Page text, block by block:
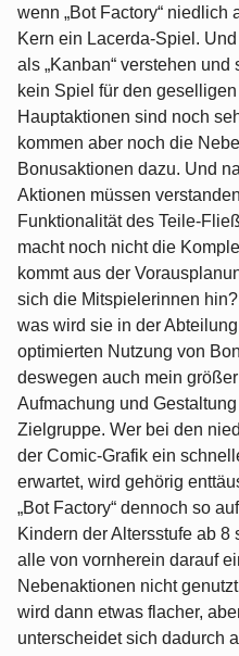
wenn „Bot Factory“ niedlich
Kern ein Lacerda-Spiel.
als „Kanban“ verstehen und
kein Spiel für den
Hauptaktionen sind noch
kommen aber noch die
Bonusaktionen dazu. Und
Aktionen müssen
Funktionalität des Teile-
macht noch nicht die
kommt aus der
sich die Mitspielerinnen
was wird sie in der
optimierten Nutzung von
deswegen auch mein
Aufmachung und
Zielgruppe. Wer bei den
der Comic-Grafik ein
erwartet, wird gehörig
„Bot Factory“ dennoch so
Kindern der Altersstufe ab
alle von vornherein darauf
Nebenaktionen nicht
wird dann etwas flacher,
unterscheidet sich dadurch